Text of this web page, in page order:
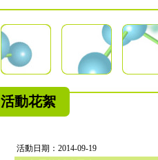
活動花絮
活動日期：2014-09-19